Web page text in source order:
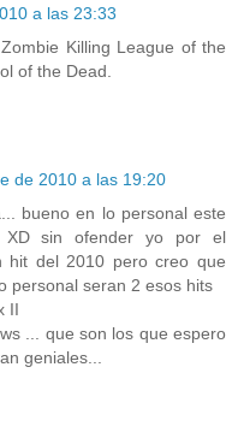
a las 23:33
Killing League of the
of the Dead.
de 2010 a las 19:20
bueno en lo personal este
sin ofender yo por el
hit del 2010 pero creo que
personal seran 2 esos hits
II
... que son los que espero
geniales...